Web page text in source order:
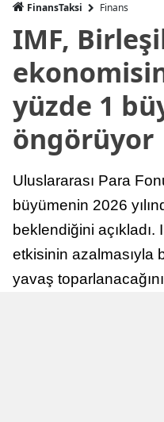
FinansTaksi Finans
IMF,
yüzde 1
öngörüyor
Uluslararası Para
büyümenin 2026
beklendiğini
etkisinin azalmasıyla
yavaş